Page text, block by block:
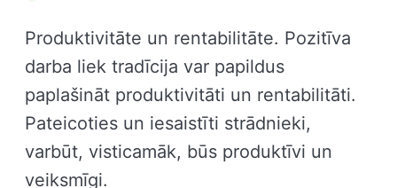
Produktivitāte un rentabilitāte. Pozitīva
darba liek tradīcija var papildus
paplašināt produktivitāti un rentabilitāti.
Pateicoties un iesaistīti strādnieki,
varbūt, visticamāk, būs produktīvi un
veiksmīgi.